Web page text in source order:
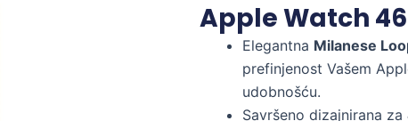
Apple Watch
Elegantna Milanese
prefinjenost Vašem
udobnošću.
Savršeno dizajnirana za